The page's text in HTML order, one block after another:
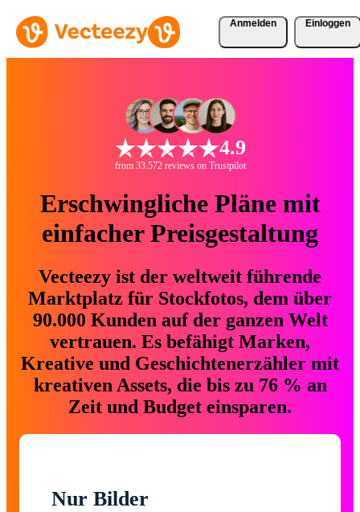
Anmelden Einloggen
4.9
from 33.572 reviews on Trustpilot
Erschwingliche Pläne mit
einfacher Preisgestaltung
Vecteezy ist der weltweit führende
Marktplatz für Stockfotos, dem über
90.000 Kunden auf der ganzen Welt
vertrauen. Es befähigt Marken,
Kreative und Geschichtenerzähler mit
kreativen Assets, die bis zu 76 % an
Zeit und Budget einsparen.
Nur Bilder